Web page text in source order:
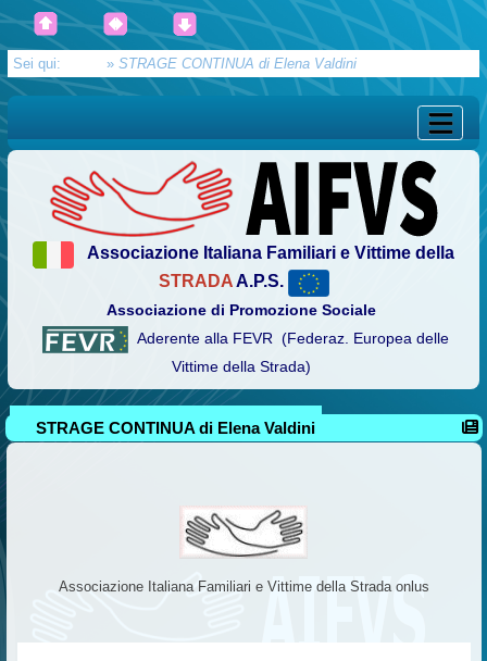
Sei qui: » STRAGE CONTINUA di Elena Valdini
Associazione Italiana Familiari e Vittime della
STRADAA.P.S.
Associazione di Promozione Sociale
Aderente alla FEVR (Federaz. Europea delle
Vittime della Strada)
STRAGE CONTINUA di Elena Valdini
Associazione Italiana Familiari e Vittime della Strada onlus